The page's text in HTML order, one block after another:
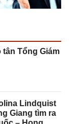
tân Tổng Giám
Lindquist
Giang tìm ra